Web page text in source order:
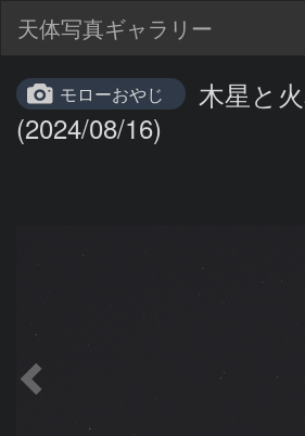
天体写真ギャラリー
モローおやじ
木星と
(2024/08/16)